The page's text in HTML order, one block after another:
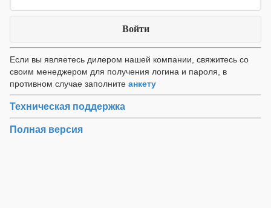
Войти
Если вы являетесь дилером нашей компании, свяжитесь со
своим менеджером для получения логина и пароля, в
противном случае заполните анкету
Техническая поддержка
Полная версия